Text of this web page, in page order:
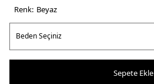
Renk: beyaz
Sepete Ekle